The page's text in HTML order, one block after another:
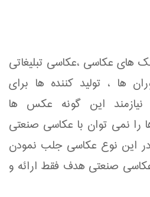
های عکاسی ،عکاسی تبلیغاتی
ها ، تولید کننده ها برای
نیازمند این گونه عکس ها
نمی توان با عکاسی صنعتی
این نوع عکاسی جلب نمودن
صنعتی هدف فقط ارائه و